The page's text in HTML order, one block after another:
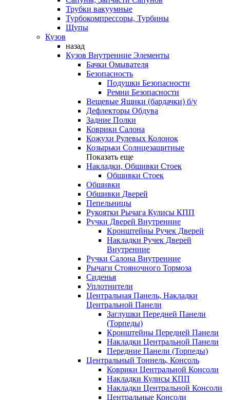
Трубки вакуумные
Турбокомпрессоры, Турбины
Щупы
Кузов
назад
Кузов Внутренние Элементы
Бачки Омывателя
Безопасность
Подушки Безопасности
Ремни Безопасности
Вещевые Ящики (бардачки) б/у
Дефлекторы Обдува
Задние Полки
Коврики Салона
Кожухи Рулевых Колонок
Козырьки Солнцезащитные
Показать еще
Накладки, Обшивки Стоек
Обшивки Стоек
Обшивки
Обшивки Дверей
Пепельницы
Рукоятки Рычага Кулисы КПП
Ручки Дверей Внутренние
Кронштейны Ручек Дверей
Накладки Ручек Дверей
Внутренние
Ручки Салона Внутренние
Рычаги Стояночного Тормоза
Сиденья
Уплотнители
Центральная Панель, Накладки
Центральной Панели
Заглушки Передней Панели
(Торпеды)
Кронштейны Передней Панели
Накладки Центральной Панели
Передние Панели (Торпеды)
Центральный Тоннель, Консоль
Коврики Центральной Консоли
Накладки Кулисы КПП
Накладки Центральной Консоли
Центральные Консоли